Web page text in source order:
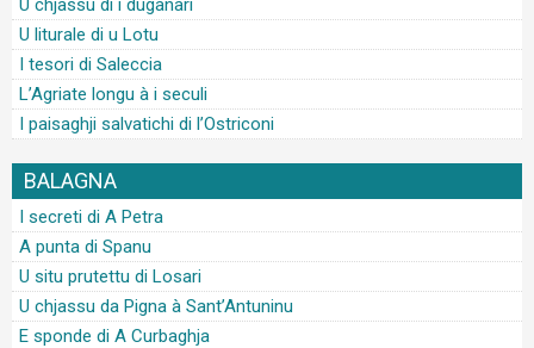
U chjassu di i duganari
U liturale di u Lotu
I tesori di Saleccia
L’Agriate longu à i seculi
I paisaghji salvatichi di l’Ostriconi
BALAGNA
I secreti di A Petra
A punta di Spanu
U situ prutettu di Losari
U chjassu da Pigna à Sant’Antuninu
E sponde di A Curbaghja